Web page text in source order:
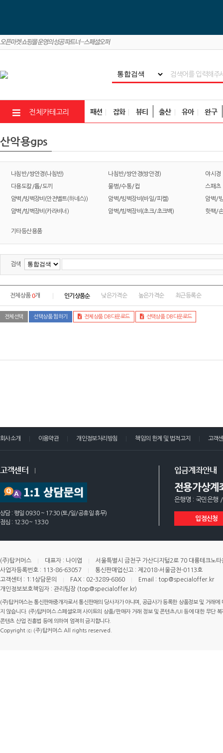
전체카테고리 패션 잡화 뷰티 출산 유아 완구
산악용gps
나침반/쌍안경(나침반) 나침반/쌍안경(쌍안경) 야시경
다용도칼/톱/도끼 물병/수통/컵 스패츠
암벽/빙벽장비(안전벨트(하네스)) 암벽/빙벽장비(바일/피켈) 암벽/
암벽/빙벽장비(카라비너) 암벽/빙벽장비(초크/초크백) 핫팩/
기타등산용품
검색
전체상품0개 인기상품순 낮은가격순 높은가격순 최근등록순
전체선택 선택상품 찜하기 전체상품 DB다운로드 선택상품 DB다운로드
회사소개 이용약관 개인정보처리방침 책임의 한계 및 법적고지 고객
고객센터
상담 : 평일 09:30 ~ 17:30 (토/일/공휴일 휴무)
점심 : 12:30 ~ 13:30
입금계좌안내
전용가상계
은행명 : 국민은행
입점신청
(주)탑커머스 대표자 : 나이엽
서울특별시 금천구 가산디지털2로 70 대륭테크노
사업자등록번호 : 113-86-63057
통신판매업신고 : 제2018-서울금천-0113호
고객센터 : 1:1상담문의
FAX : 02-3289-6860
Email : top@specialoffer.kr
개인정보보호책임자 : 관리팀장 (top@specialoffer.kr)
(주)탑커머스는 통신판매중개자로서 통신판매의 당사자가 아니며, 공급사가 등록한 상품정보 및 거래
지 않습니다. (주)탑커머스 스페셜오퍼 사이트의 상품/판매자 거래 정보 및 콘텐츠/UI 등에 대한 무단
콘텐츠 산업 진흥법 등에 의하여 엄격히 금지합니다.
Copyright ⓒ (주)탑커머스 All rights reserved.